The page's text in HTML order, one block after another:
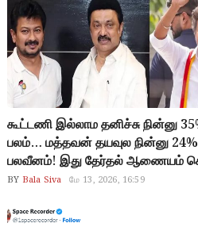
போதும், அந்த கட்சி
வாய்ப்பே இல்லையே…
கூட்டணி இல்லாம தனிச்சு நின்னு
பலம்… மத்தவன் தயவுல நின்னு
பலவீனம்! இது தேர்தல் ஆணையம்
மக்கள் சொல்லப்போறது
இது ஆரம்பம் தான்…
BY Bala Siva மே 13, 2026, 16:59